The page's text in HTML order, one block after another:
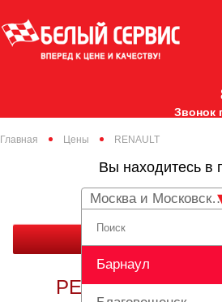
Звонок
Главная Цены RENAULT
Вы находитесь в
Москва и
Барнаул
ЗАКАЗАТЬ
РЕМОНТ РЕНО